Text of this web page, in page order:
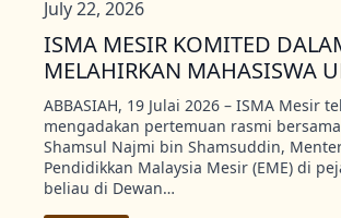
ISMA MESIR KOMITED
MELAHIRKAN MAHASISWA
July 22, 2026
ABBASIAH, 19 Julai 2026 – ISMA Mesir
mengadakan pertemuan rasmi bersama
Shamsul Najmi bin Shamsuddin,
Pendidikkan Malaysia Mesir (EME) di
beliau di Dewan…